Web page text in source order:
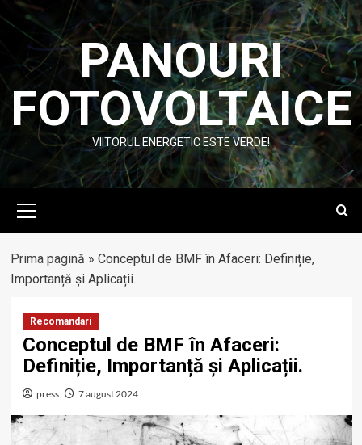
Skip
to
content
PANOURI
FOTOVOLTAICE
VIITORUL ENERGETIC ESTE VERDE!
Menu
Prima pagină » Conceptul de BMF în Afaceri: Definiție,
Importanță și Aplicații.
Recomandari
Conceptul de BMF în Afaceri:
Definiție, Importanță și Aplicații.
press 7 august 2024